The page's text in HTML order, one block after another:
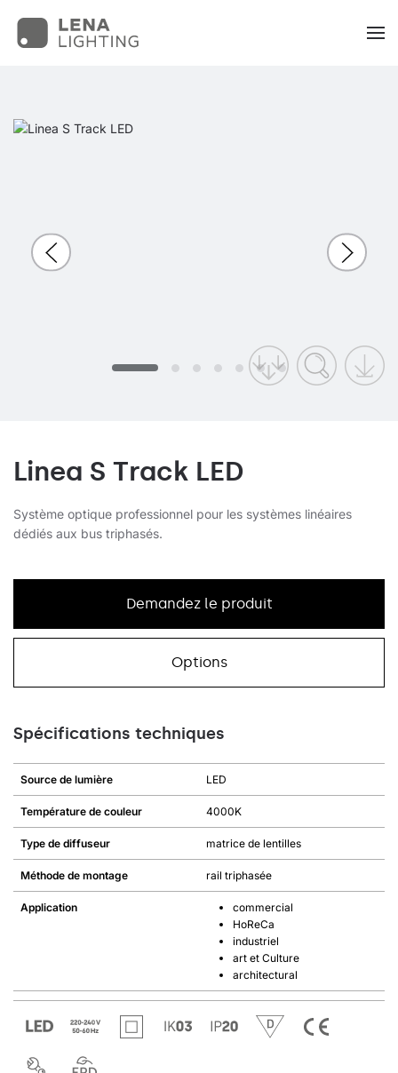
Linea S Track LED
Système optique professionnel pour les systèmes linéaires
dédiés aux bus triphasés.
Demandez le produit
Options
Spécifications techniques
Source de lumière LED
Température de couleur 4000K
Type de diffuseur matrice de lentilles
Méthode de montage rail triphasée
Application
commercial
HoReCa
industriel
art et Culture
architectural